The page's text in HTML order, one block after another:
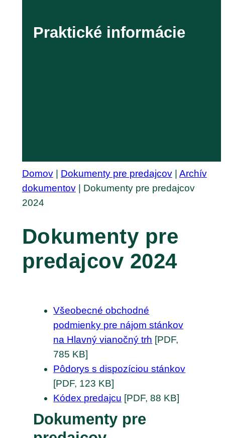
Praktické informácie
Domov| Dokumenty pre predajcov| Archív
dokumentov| Dokumenty pre predajcov
2024
Dokumenty pre
predajcov 2024
Všeobecné obchodné
podmienky pre nájom stánkov
na Hlavný vianočný trh [PDF,
785 KB]
Pôdorys s dispozíciou stánkov
[PDF, 123 KB]
Kódex predajcu [PDF, 88 KB]
Dokumenty pre